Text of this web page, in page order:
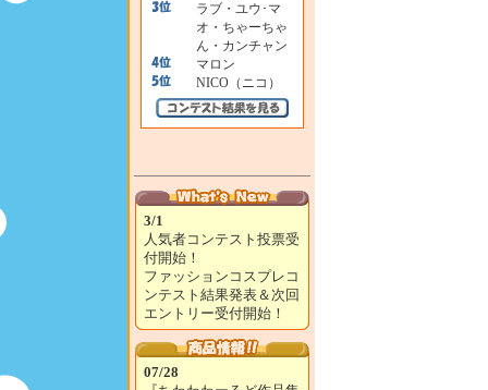
ラブ・ユウ･マ
オ・ちゃーちゃ
ん・カンチャン
マロン
NICO（ニコ）
3/1
人気者コンテスト投票受
付開始！
ファッションコスプレコ
ンテスト結果発表＆次回
エントリー受付開始！
07/28